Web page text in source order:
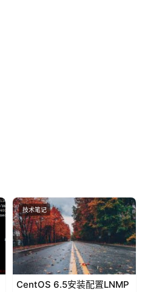
技术笔记
CentOS 6.5安装配置LNMP